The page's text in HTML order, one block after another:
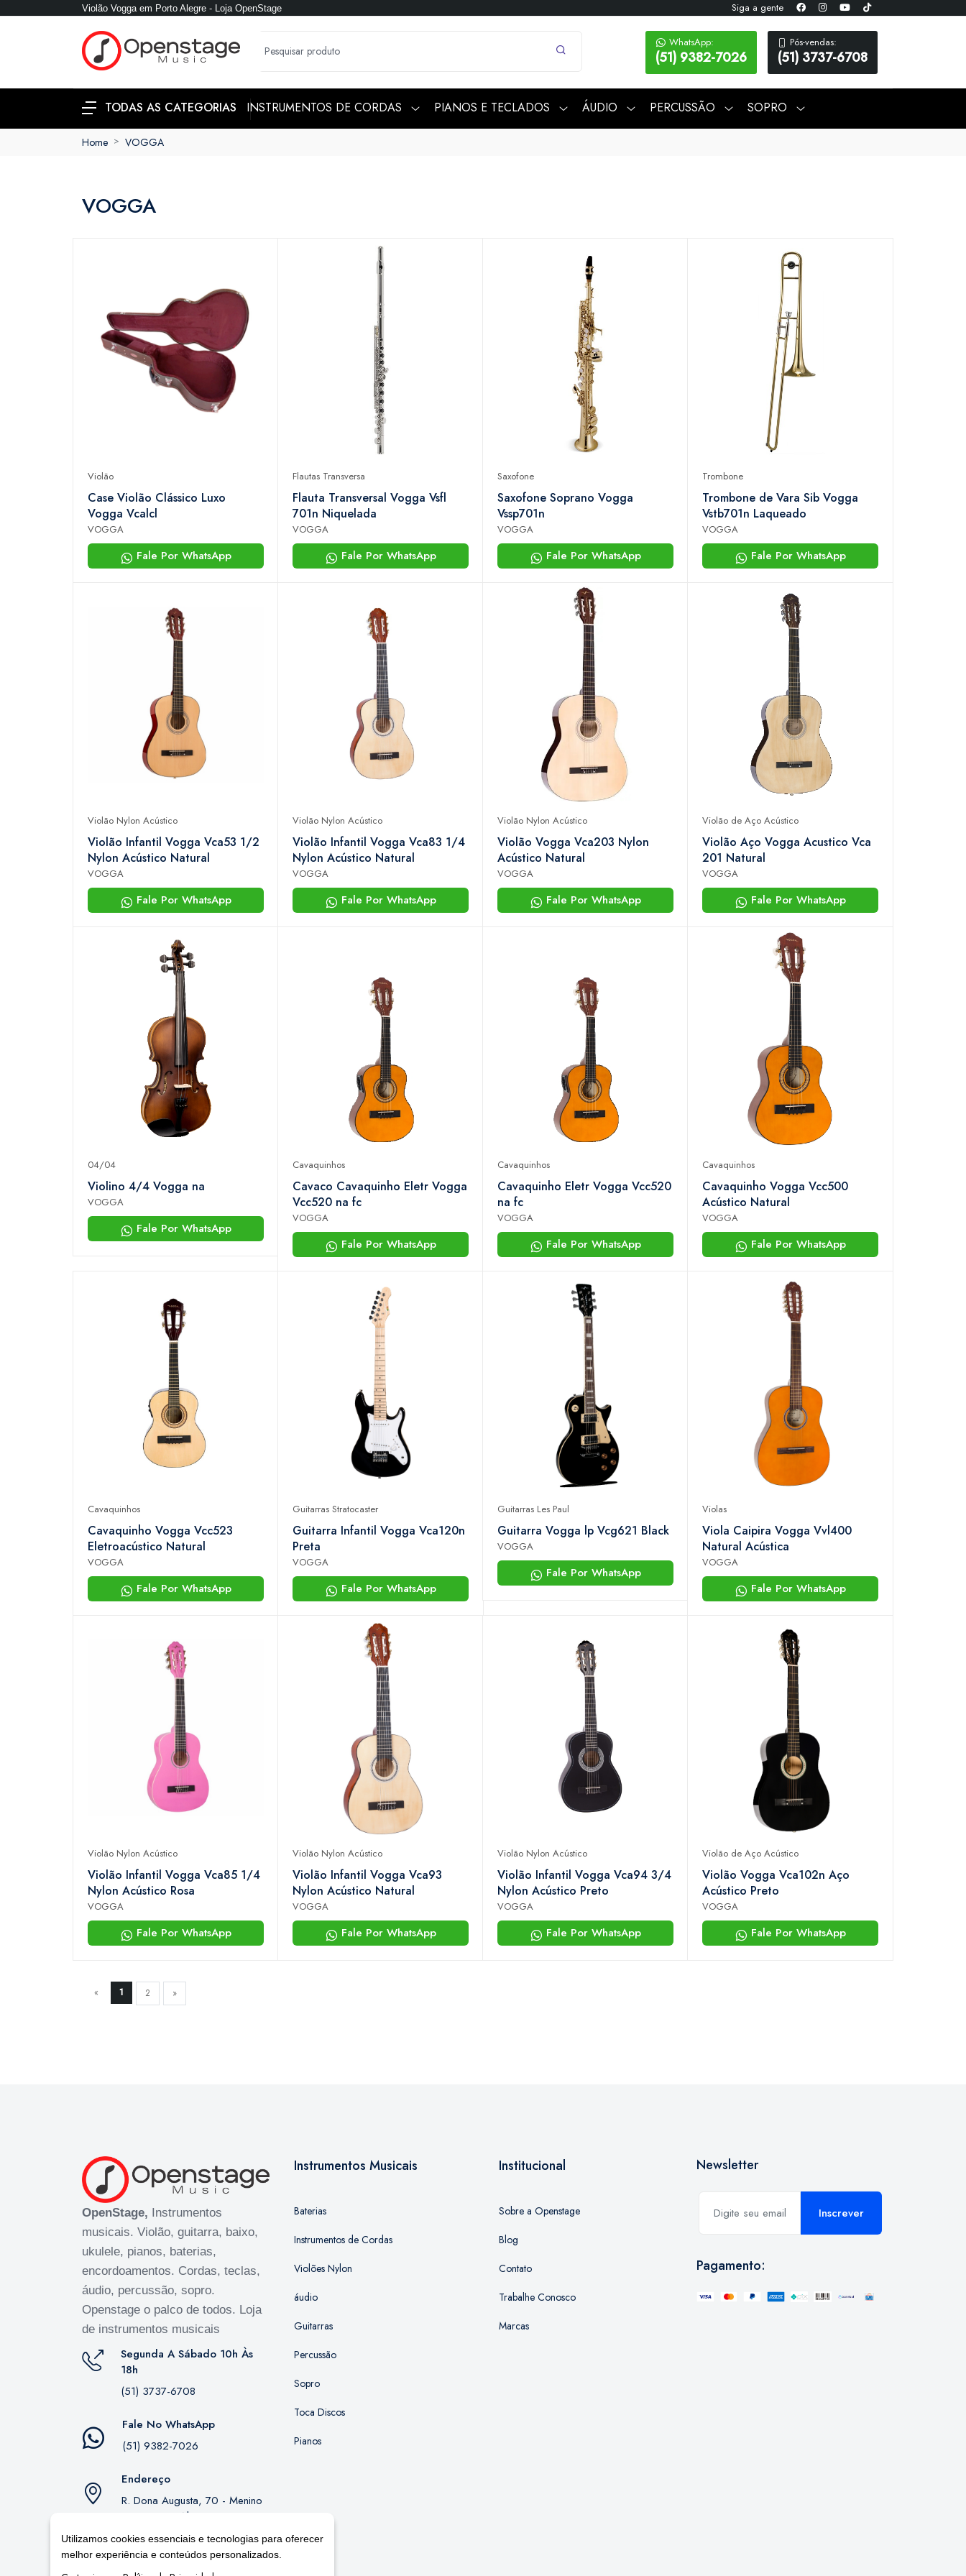
Violão Vogga em Porto Alegre - Loja OpenStage Siga a gente
WhatsApp:
(51) 9382-7026
Pós-vendas:
(51) 3737-6708
TODAS AS CATEGORIAS INSTRUMENTOS DE CORDAS PIANOS E TECLADOS ÁUDIO PERCUSSÃO SOPRO
Home VOGGA
VOGGA
Violão
Case Violão Clássico Luxo
Vogga Vcalcl
VOGGA
Fale Por WhatsApp
Flautas Transversa
Flauta Transversal Vogga Vsfl
701n Niquelada
VOGGA
Fale Por WhatsApp
Saxofone
Saxofone Soprano Vogga
Vssp701n
VOGGA
Fale Por WhatsApp
Trombone
Trombone de Vara Sib Vogga
Vstb701n Laqueado
VOGGA
Fale Por WhatsApp
Violão Nylon Acústico
Violão Infantil Vogga Vca53 1/2
Nylon Acústico Natural
VOGGA
Fale Por WhatsApp
Violão Nylon Acústico
Violão Infantil Vogga Vca83 1/4
Nylon Acústico Natural
VOGGA
Fale Por WhatsApp
Violão Nylon Acústico
Violão Vogga Vca203 Nylon
Acústico Natural
VOGGA
Fale Por WhatsApp
Violão de Aço Acústico
Violão Aço Vogga Acustico Vca
201 Natural
VOGGA
Fale Por WhatsApp
04/04
Violino 4/4 Vogga na
VOGGA
Fale Por WhatsApp
Cavaquinhos
Cavaco Cavaquinho Eletr Vogga
Vcc520 na fc
VOGGA
Fale Por WhatsApp
Cavaquinhos
Cavaquinho Eletr Vogga Vcc520
na fc
VOGGA
Fale Por WhatsApp
Cavaquinhos
Cavaquinho Vogga Vcc500
Acústico Natural
VOGGA
Fale Por WhatsApp
Cavaquinhos
Cavaquinho Vogga Vcc523
Eletroacústico Natural
VOGGA
Fale Por WhatsApp
Guitarras Stratocaster
Guitarra Infantil Vogga Vca120n
Preta
VOGGA
Fale Por WhatsApp
Guitarras Les Paul
Guitarra Vogga lp Vcg621 Black
VOGGA
Fale Por WhatsApp
Violas
Viola Caipira Vogga Vvl400
Natural Acústica
VOGGA
Fale Por WhatsApp
Violão Nylon Acústico
Violão Infantil Vogga Vca85 1/4
Nylon Acústico Rosa
VOGGA
Fale Por WhatsApp
Violão Nylon Acústico
Violão Infantil Vogga Vca93
Nylon Acústico Natural
VOGGA
Fale Por WhatsApp
Violão Nylon Acústico
Violão Infantil Vogga Vca94 3/4
Nylon Acústico Preto
VOGGA
Fale Por WhatsApp
Violão de Aço Acústico
Violão Vogga Vca102n Aço
Acústico Preto
VOGGA
Fale Por WhatsApp
« 1 2 »
OpenStage, Instrumentos
musicais. Violão, guitarra, baixo,
ukulele, pianos, baterias,
encordoamentos. Cordas, teclas,
áudio, percussão, sopro.
Openstage o palco de todos. Loja
de instrumentos musicais
Segunda A Sábado 10h Às
18h
(51) 3737-6708
Fale No WhatsApp
(51) 9382-7026
Endereço
R. Dona Augusta, 70 - Menino
Deus, Porto Alegre - RS,
90850-130
Instrumentos Musicais
Baterias
Instrumentos de Cordas
Violões Nylon
áudio
Guitarras
Percussão
Sopro
Toca Discos
Pianos
Institucional
Sobre a Openstage
Blog
Contato
Trabalhe Conosco
Marcas
Newsletter
Inscrever
Pagamento:
Utilizamos cookies essenciais e tecnologias para oferecer
melhor experiência e conteúdos personalizados.